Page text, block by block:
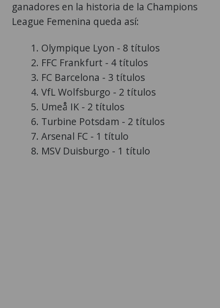
ganadores en la historia de la Champions
League Femenina queda así:
Olympique Lyon - 8 títulos
FFC Frankfurt - 4 títulos
FC Barcelona - 3 títulos
VfL Wolfsburgo - 2 títulos
Umeå IK - 2 títulos
Turbine Potsdam - 2 títulos
Arsenal FC - 1 título
MSV Duisburgo - 1 título